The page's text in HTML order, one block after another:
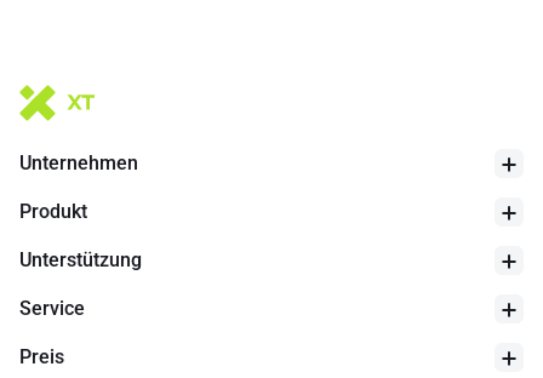
Unternehmen
Produkt
Unterstützung
Service
Preis